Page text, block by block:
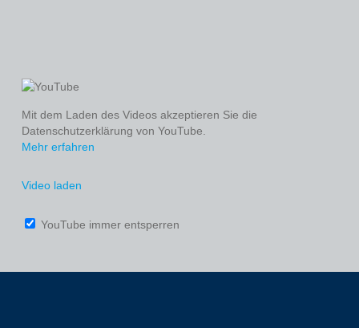
Mit dem Laden des Videos akzeptieren Sie die
Datenschutzerklärung von YouTube.
Mehr erfahren
Video laden
YouTube immer entsperren